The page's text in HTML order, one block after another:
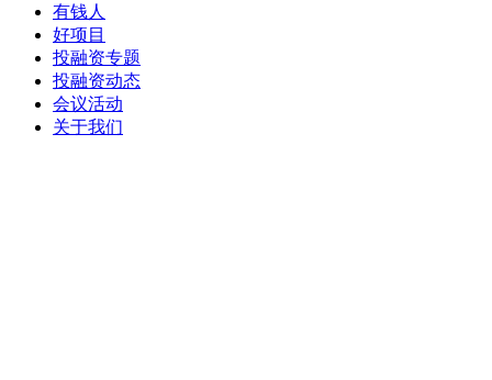
有钱人
好项目
投融资专题
投融资动态
会议活动
关于我们